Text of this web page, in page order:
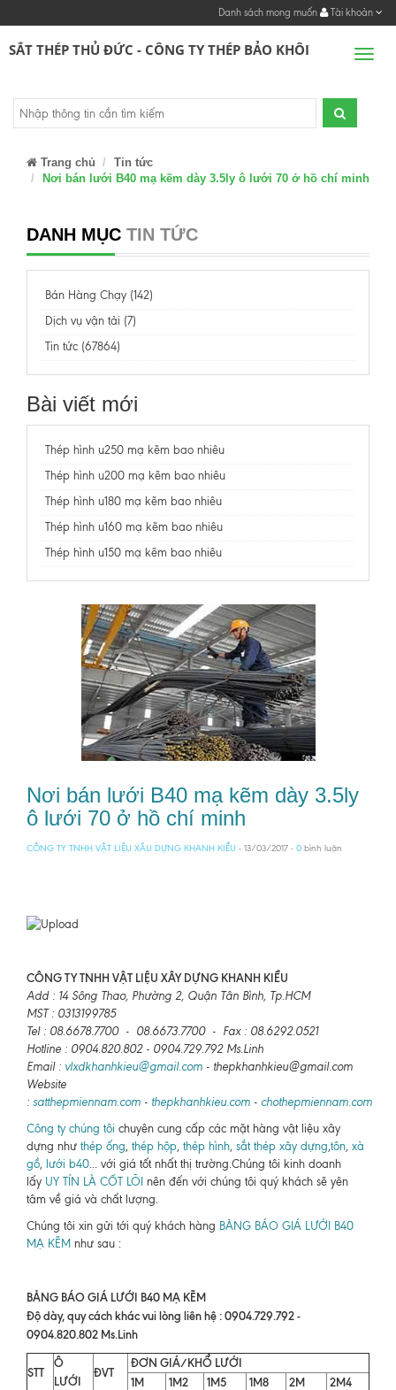
Danh sách mong muốn Tài khoản
SẮT THÉP THỦ ĐỨC - CÔNG TY THÉP BẢO KHÔI
Trang chủ
Tin tức
Nơi bán lưới B40 mạ kẽm dày 3.5ly ô lưới 70 ở hồ chí minh
DANH MỤC TIN TỨC
Bán Hàng Chạy (142)
Dịch vụ vận tải (7)
Tin tức (67864)
Bài viết mới
Thép hình u250 mạ kẽm bao nhiêu
Thép hình u200 mạ kẽm bao nhiêu
Thép hình u180 mạ kẽm bao nhiêu
Thép hình u160 mạ kẽm bao nhiêu
Thép hình u150 mạ kẽm bao nhiêu
Nơi bán lưới B40 mạ kẽm dày 3.5ly
ô lưới 70 ở hồ chí minh
CÔNG TY TNHH VẬT LIỆU XÂU DỰNG KHANH KIỀU - 13/03/2017 - 0 bình luận
CÔNG TY TNHH VẬT LIỆU XÂY DỰNG KHANH KIỀU
Add : 14 Sông Thao, Phường 2, Quận Tân Bình, Tp.HCM
MST : 0313199785
Tel : 08.6678.7700 - 08.6673.7700 - Fax : 08.6292.0521
Hotline : 0904.820.802 - 0904.729.792 Ms.Linh
Email : vlxdkhanhkieu@gmail.com - thepkhanhkieu@gmail.com
Website
: satthepmiennam.com - thepkhanhkieu.com - chothepmiennam.com
Công ty chúng tôi chuyên cung cấp các mặt hàng vật liệu xây
dựng như thép ống, thép hộp, thép hình, sắt thép xây dựng,tôn, xà
gồ, lưới b40 ... với giá tốt nhất thị trường.Chúng tôi kinh doanh
lấy UY TÍN LÀ CỐT LÕI nên đến với chúng tôi quý khách sẽ yên
tâm về giá và chất lượng.
Chúng tôi xin gửi tới quý khách hàng BẢNG BÁO GIÁ LƯỚI B40
MẠ KẼM như sau :
BẢNG BÁO GIÁ LƯỚI B40 MẠ KẼM
Độ dày, quy cách khác vui lòng liên hệ : 0904.729.792 -
0904.820.802 Ms.Linh
STT
Ô
LƯỚI
ĐVT
ĐƠN GIÁ/KHỔ LƯỚI
1M
1M2 1M5 1M8 2M
2M4